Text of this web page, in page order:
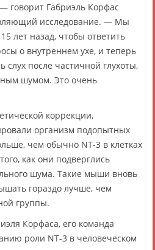
говорит Габриэль Корфас
исследование. — Мы
лет назад, чтобы ответить
о внутреннем ухе, и теперь
слух после частичной глухоты,
шумом. Это очень
коррекции,
организм подопытных
чем обычно NT-3 в клетках
как они подверглись
шума. Такие мыши вновь
гораздо лучше, чем
группы.
Корфаса, его команда
роли NT-3 в человеческом